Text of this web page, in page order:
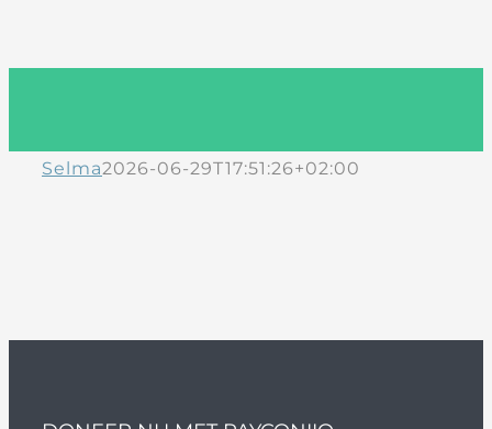
Selma2026-06-29T17:51:26+02:00